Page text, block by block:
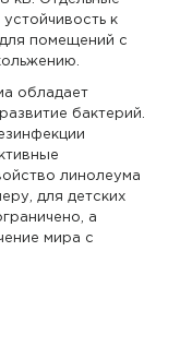
к
помещений с
обладает
бактерий.
линолеума
для детских
а
мира с